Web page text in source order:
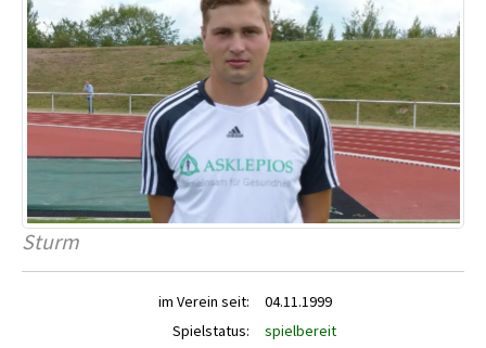
Sturm
im Verein seit:
04.11.1999
Spielstatus:
spielbereit